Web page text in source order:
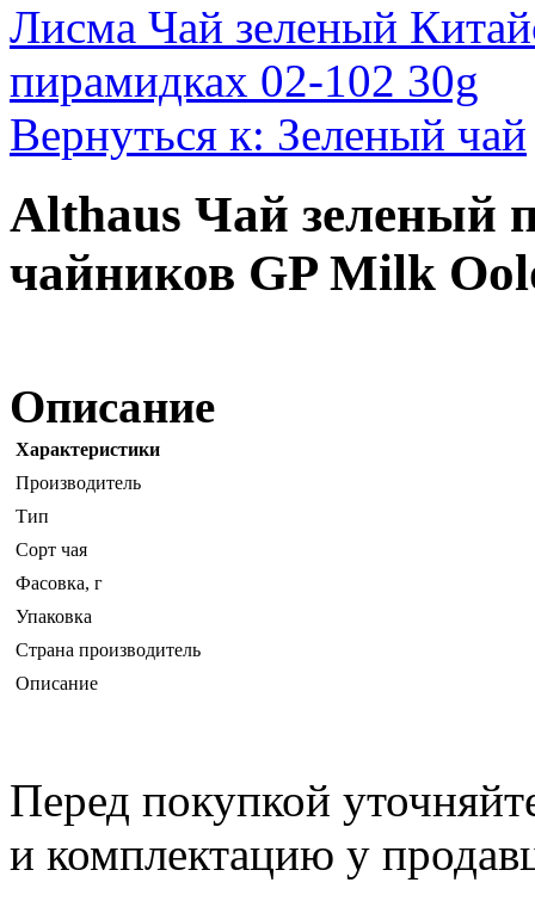
Лисма Чай зеленый
пирамидках 02-102 30g
Вернуться к: Зеленый чай
Althaus Чай зеленый
чайников GP Milk
Описание
Характеристики
Производитель
Тип
Сорт чая
Фасовка, г
Упаковка
Страна производитель
Описание
Перед покупкой
и комплектацию у